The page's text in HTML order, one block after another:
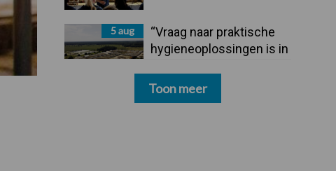
5 aug
“Vraag naar praktische
hygieneoplossingen is in
Toon meer